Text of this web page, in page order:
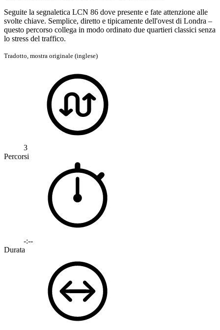
Seguite la segnaletica LCN 86 dove presente e fate attenzione alle
svolte chiave. Semplice, diretto e tipicamente dell'ovest di Londra –
questo percorso collega in modo ordinato due quartieri classici senza
lo stress del traffico.
Tradotto, mostra originale (inglese)
3
Percorsi
-:--
Durata